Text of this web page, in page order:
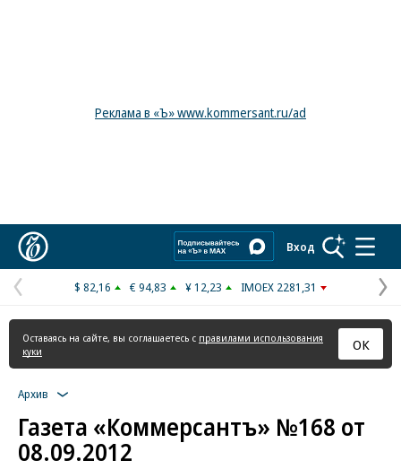
Реклама в «Ъ» www.kommersant.ru/ad
Вход
Предыдущая
страница
$ 82,16 € 94,83 ¥ 12,23 IMOEX 2281,31
Оставаясь на сайте, вы соглашаетесь с правилами использования
куки
ОК
Архив
Газета «Коммерсантъ» №168 от
08.09.2012